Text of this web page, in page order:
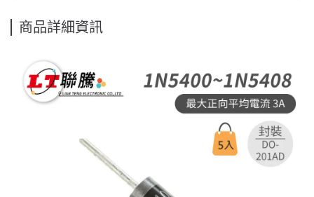
商品詳細資訊